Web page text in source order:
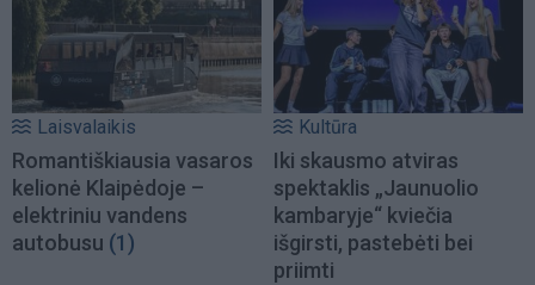
Laisvalaikis
Romantiškiausia vasaros
kelionė Klaipėdoje –
elektriniu vandens
autobusu (1)
Kultūra
Iki skausmo atviras
spektaklis „Jaunuolio
kambaryje“ kviečia
išgirsti, pastebėti bei
priimti